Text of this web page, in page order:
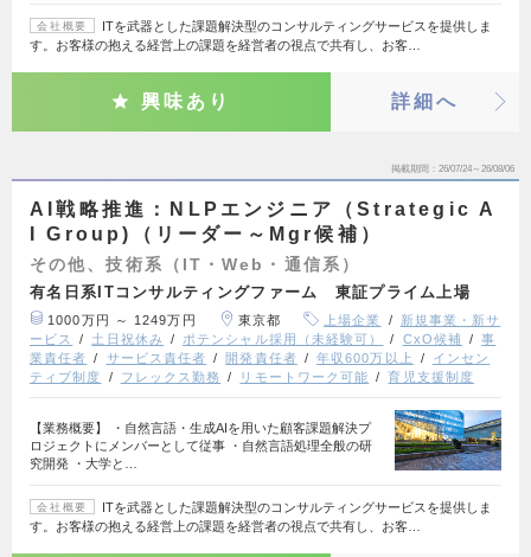
会社概要
ITを武器とした課題解決型のコンサルティングサービスを提供しま
す。お客様の抱える経営上の課題を経営者の視点で共有し、お客…
興味あり 詳細へ
掲載期間 26/07/24～26/08/06
AI戦略推進：NLPエンジニア（Strategic A
I Group)（リーダー～Mgr候補）
その他、技術系（IT・Web・通信系）
有名日系ITコンサルティングファーム 東証プライム上場
1000万円 ～ 1249万円 東京都 上場企業
新規事業・新サ
ービス
土日祝休み ポテンシャル採用（未経験可） CxO候補
事
業責任者
サービス責任者 開発責任者 年収600万以上
インセン
ティブ制度
フレックス勤務 リモートワーク可能 育児支援制度
【業務概要】 ・自然言語・生成AIを用いた顧客課題解決プ
ロジェクトにメンバーとして従事 ・自然言語処理全般の研
究開発 ・大学と…
会社概要
ITを武器とした課題解決型のコンサルティングサービスを提供しま
す。お客様の抱える経営上の課題を経営者の視点で共有し、お客…